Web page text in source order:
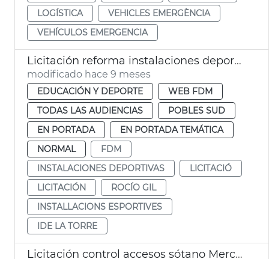
LOGÍSTICA
VEHICLES EMERGÈNCIA
VEHÍCULOS EMERGENCIA
Licitación reforma instalaciones deportivas municipales La Torre
modificado hace 9 meses
EDUCACIÓN Y DEPORTE
WEB FDM
TODAS LAS AUDIENCIAS
POBLES SUD
EN PORTADA
EN PORTADA TEMÁTICA
NORMAL
FDM
INSTALACIONES DEPORTIVAS
LICITACIÓ
LICITACIÓN
ROCÍO GIL
INSTALLACIONS ESPORTIVES
IDE LA TORRE
Licitación control accesos sótano Mercat Central València